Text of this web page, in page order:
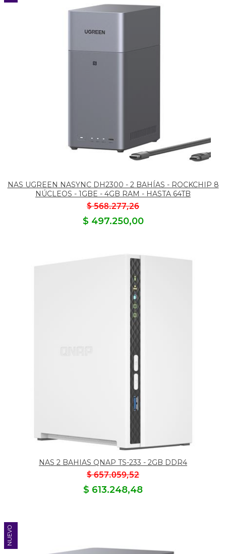
NAS UGREEN NASYNC DH2300 - 2 BAHÍAS - ROCKCHIP 8
NÚCLEOS - 1GBE - 4GB RAM - HASTA 64TB
$ 568.277,26
$ 497.250,00
NAS 2 BAHIAS QNAP TS-233 - 2GB DDR4
$ 657.059,52
$ 613.248,48
NUEVO